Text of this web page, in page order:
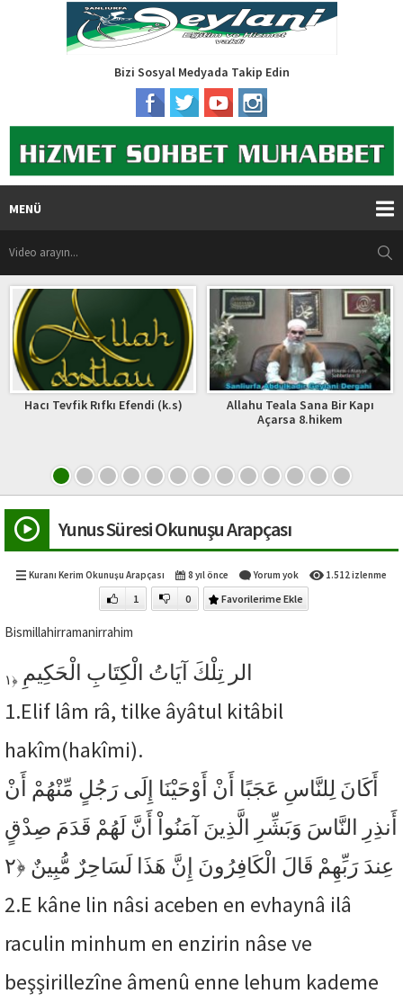
Bizi Sosyal Medyada Takip Edin
MENÜ
Hacı Tevfik Rıfkı Efendi (k.s)
Allahu Teala Sana Bir Kapı
Açarsa 8.hikem
Yunus Süresi Okunuşu Arapçası
Kuranı Kerim Okunuşu Arapçası 8 yıl önce Yorum yok 1.512 izlenme
1 0 Favorilerime Ekle
Bismillahirramanirrahim
الر تِلْكَ آيَاتُ الْكِتَابِ الْحَكِيمِ ﴿١
1.Elif lâm râ, tilke âyâtul kitâbil
hakîm(hakîmi).
أَكَانَ لِلنَّاسِ عَجَبًا أَنْ أَوْحَيْنَا إِلَى رَجُلٍ مِّنْهُمْ أَنْ
أَنذِرِ النَّاسَ وَبَشِّرِ الَّذِينَ آمَنُواْ أَنَّ لَهُمْ قَدَمَ صِدْقٍ
عِندَ رَبِّهِمْ قَالَ الْكَافِرُونَ إِنَّ هَذَا لَسَاحِرٌ مُّبِينٌ ﴿٢
2.E kâne lin nâsi aceben en evhaynâ ilâ
raculin minhum en enzirin nâse ve
beşşirillezîne âmenû enne lehum kademe